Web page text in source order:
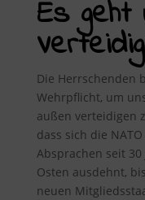
Es
Die Herrschenden
Wehrpflicht, um
außen verteidigen
dass sich die
Absprachen seit
Osten ausdehnt,
neuen